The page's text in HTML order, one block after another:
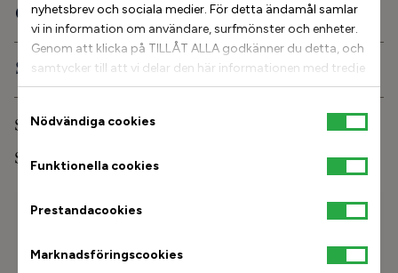
nyhetsbrev och sociala medier. För detta ändamål samlar
vi in information om användare, surfmönster och enheter.
Genom att klicka på TILLÅT ALLA godkänner du detta, och
samtycker till att vi delar den här informationen med tredje
part, till exempel våra annonspartners. Om du vill kan
på att om du blockerar vissa typer av cookies kan det
som du kanske vill ha. För mer information och för att
Nödvändiga cookies
Funktionella cookies
Prestandacookies
Marknadsföringscookies
Ortopediska egenskaper
Service och info
Skovård
Stinaa.J Studio
Hitta min storlek